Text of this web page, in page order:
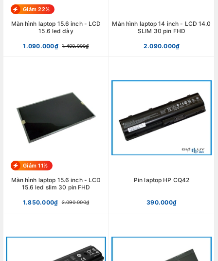
Giảm 22%
Màn hình laptop 15.6 inch - LCD
15.6 led dày
1.090.000₫ 1.400.000₫
Màn hình laptop 14 inch - LCD 14.0
SLIM 30 pin FHD
2.090.000₫
Giảm 11%
Màn hình laptop 15.6 inch - LCD
15.6 led slim 30 pin FHD
1.850.000₫ 2.090.000₫
Pin laptop HP CQ42
390.000₫